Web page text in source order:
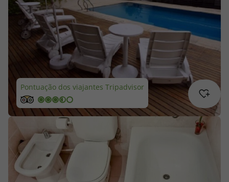
Especialistas
Cheque Viagem
Rede de Lojas
Blog TopViagens
Área de Cliente
Pontuação dos viajantes Tripadvisor